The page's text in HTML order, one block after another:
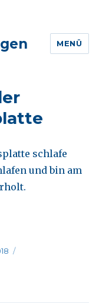
MENÜ
schlafe
und bin am